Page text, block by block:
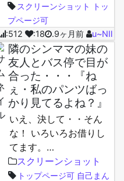
スクリーンショット
トッ
プページ可
:512
:18 .9ヶ月前 u~NⅡ
隣のシンママの妹の
友人とバス停で目が
合った・・・『ね
ぇ・私のパンツばっ
かり見てるよね？』
いえ、決して・・そん
な！ いろいろお借りし
てます。…
スクリーンショット
トップページ可 自己まん